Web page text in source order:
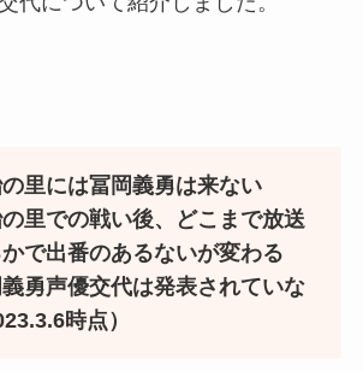
の里には冨岡義勇は来ない
の里での戦い後、どこまで放送
で出番のあるないが変わる
義勇声優交代は発表されていな
時点）